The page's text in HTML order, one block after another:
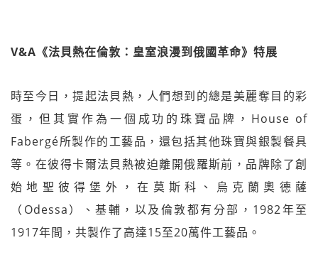
V&A《法貝熱在倫敦：皇室浪漫到俄國革命》特展
時至今日，提起法貝熱，人們想到的總是美麗奪目的彩
蛋，但其實作為一個成功的珠寶品牌，House of
Fabergé所製作的工藝品，還包括其他珠寶與銀製餐具
等。在彼得卡爾法貝熱被迫離開俄羅斯前，品牌除了創
始地聖彼得堡外，在莫斯科、烏克蘭奧德薩
（Odessa）、基輔，以及倫敦都有分部，1982年至
1917年間，共製作了高達15至20萬件工藝品。